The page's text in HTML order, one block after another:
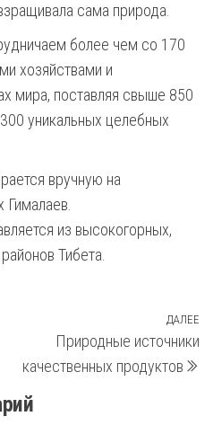
сама природа.
более чем со 170
хозяйствами и
мира, поставляя свыше 850
уникальных целебных
вручную на
из высокогорных,
Тибета.
ДАЛЕЕ
Природные источники
качественных продуктов